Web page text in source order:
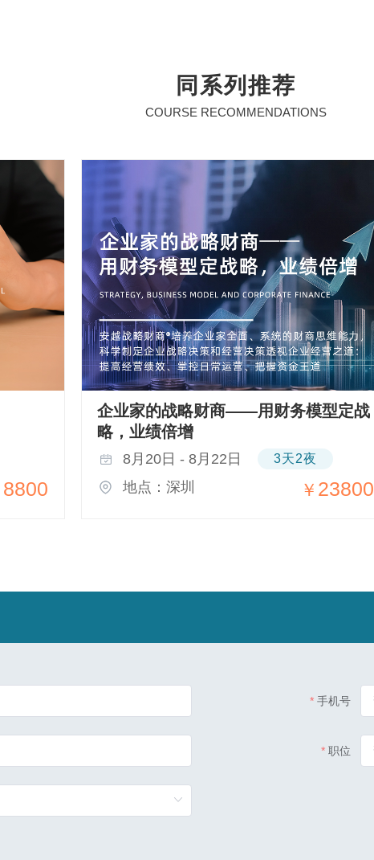
同系列推荐
COURSE RECOMMENDATIONS
8800
企业家的战略财商——用财务模型定战
略，业绩倍增
8月20日 - 8月22日 3天2夜
地点：深圳 ￥ 23800
手机号
职位